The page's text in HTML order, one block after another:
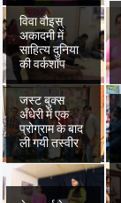
विवा वौइस्
अकादमी में
साहित्य दुनिया
की वर्कशॉप
जस्ट बुक्स
अँधेरी में एक
प्रोग्राम के बाद
ली गयी तस्वीर